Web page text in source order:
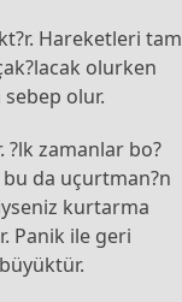
Hareketleri tam
olurken
olur.
zamanlar bo?
bu da uçurtman?n
kurtarma
Panik ile geri